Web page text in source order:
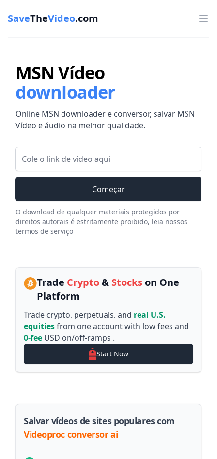
SaveTheVideo.com
MSN Vídeo
downloader
Online MSN downloader e conversor, salvar MSN
Vídeo e áudio na melhor qualidade.
Link de vídeo
Começar
O download de qualquer materiais protegidos por
direitos autorais é estritamente proibido, leia nossos
termos de serviço
Trade Crypto& Stockson One
Platform
Trade crypto, perpetuals, and real U.S.
equitiesfrom one account with low fees and
0-fee USD on/off-ramps .
Start Now
Salvar vídeos de sites populares com
Videoproc conversor ai